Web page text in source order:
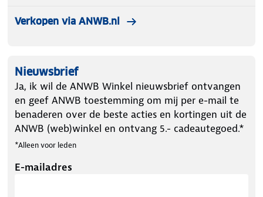
Verkopen via ANWB.nl
Nieuwsbrief
Ja, ik wil de ANWB Winkel nieuwsbrief ontvangen
en geef ANWB toestemming om mij per e-mail te
benaderen over de beste acties en kortingen uit de
ANWB (web)winkel en ontvang 5.- cadeautegoed.*
*Alleen voor leden
E-mailadres